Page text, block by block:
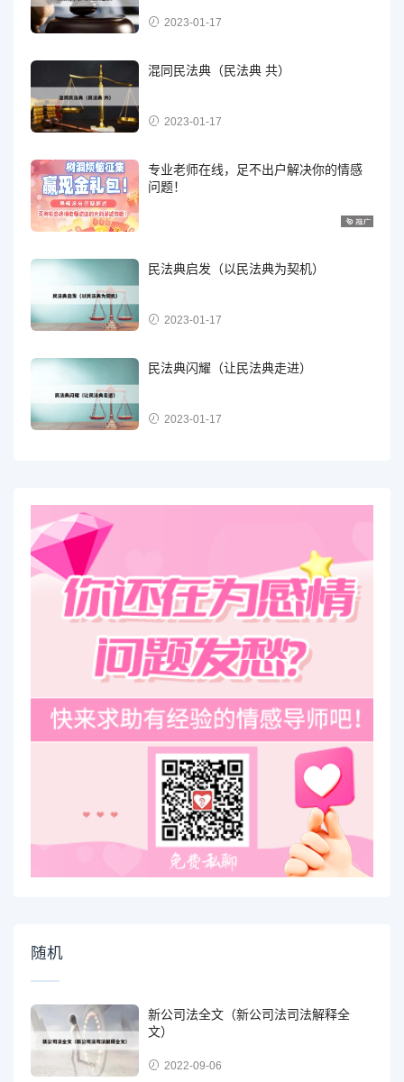
2023-01-17
混同民法典（民法典 共）
2023-01-17
专业老师在线，足不出户解决你的情感
问题！
民法典启发（以民法典为契机）
2023-01-17
民法典闪耀（让民法典走进）
2023-01-17
随机
新公司法全文（新公司法司法解释全
文）
2022-09-06